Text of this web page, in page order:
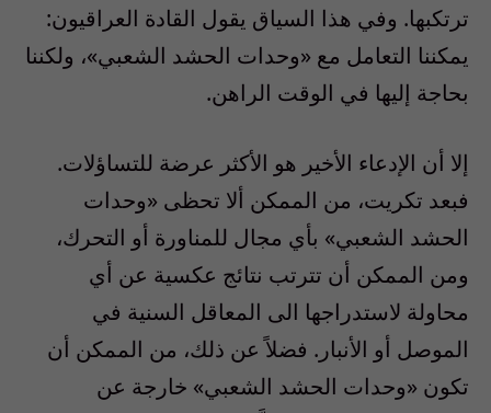
ترتكبها. وفي هذا السياق يقول القادة العراقيون:
يمكننا التعامل مع «وحدات الحشد الشعبي»، ولكننا
بحاجة إليها في الوقت الراهن.
إلا أن الإدعاء الأخير هو الأكثر عرضة للتساؤلات.
فبعد تكريت، من الممكن ألا تحظى «وحدات
الحشد الشعبي» بأي مجال للمناورة أو التحرك،
ومن الممكن أن تترتب نتائج عكسية عن أي
محاولة لاستدراجها الى المعاقل السنية في
الموصل أو الأنبار. فضلاً عن ذلك، من الممكن أن
تكون «وحدات الحشد الشعبي» خارجة عن